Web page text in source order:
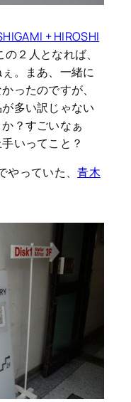
+ HIROSHI
２人となれば、
。まあ、一緒に
ったのですが、
多い訳じゃない
？すごいなぁ
いってこと？
やっていた、青木